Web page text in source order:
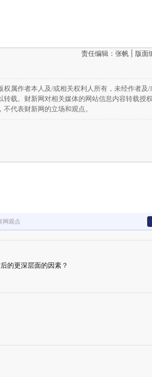
责任编辑：张帆 | 版面
属作者本人及/或相关权利人所有，未经作者及/
转载。财新网对相关媒体的网站信息内容转载授
代表财新网的立场和观点。
网观点
的更深层面的因素？